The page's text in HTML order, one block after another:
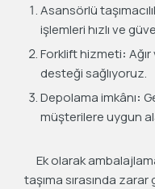
Asansörlü
işlemleri hızlı ve
Forklift hizmeti:
desteği sağlıyoruz.
Depolama imkânı:
müşterilere uygun
Ek olarak
taşıma sırasında